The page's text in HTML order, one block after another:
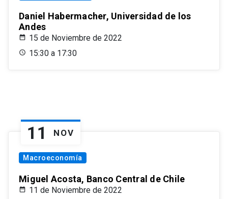
Daniel Habermacher, Universidad de los
Andes
15 de Noviembre de 2022
15:30 a 17:30
11 NOV
Macroeconomía
Miguel Acosta, Banco Central de Chile
11 de Noviembre de 2022